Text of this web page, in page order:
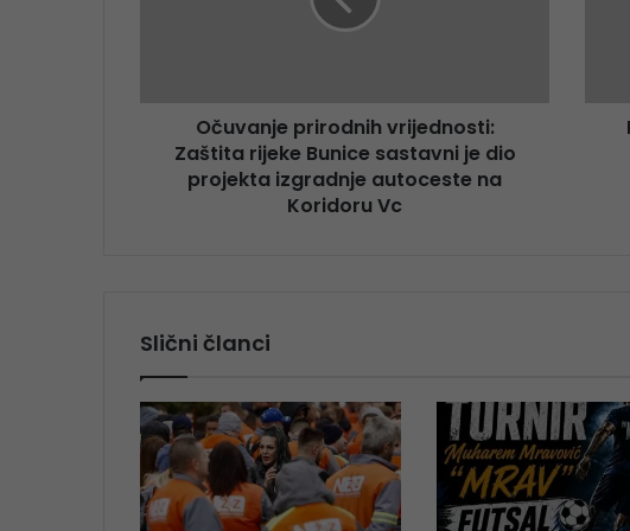
Očuvanje prirodnih vrijednosti:
Zaštita rijeke Bunice sastavni je dio
projekta izgradnje autoceste na
Koridoru Vc
Slični članci